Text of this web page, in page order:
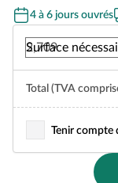
4 à 6 jours ouvrés
Surface
Total (TVA
Tenir compte